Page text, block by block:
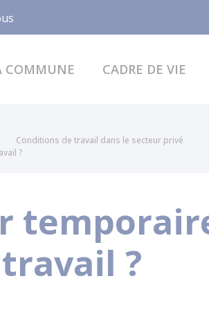
COMMUNE CADRE DE VIE
Conditions de travail dans le secteur privé
?
?